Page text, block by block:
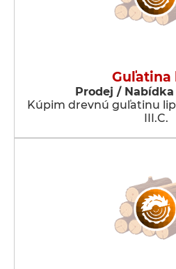
Guľatina
Prodej /
Kúpim drevnú guľatinu
III.C.